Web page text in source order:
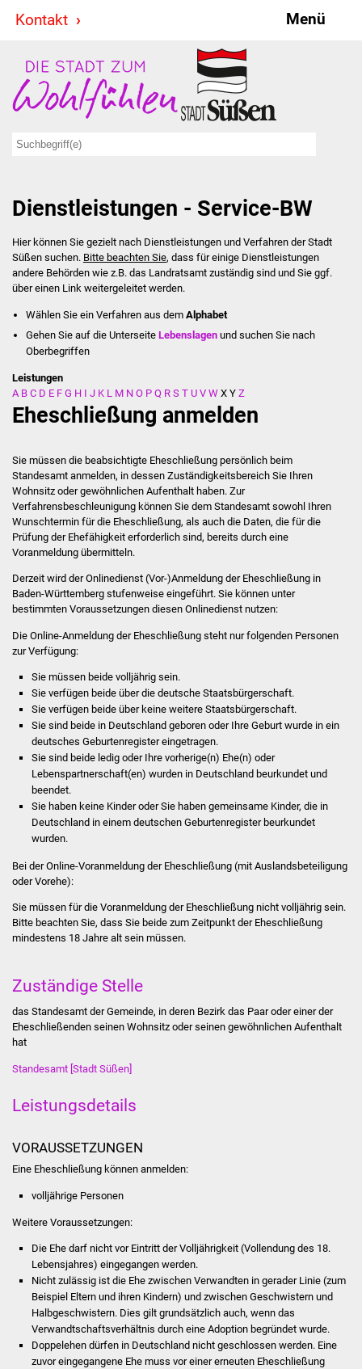
Kontakt Menü
Stadt & Politik
Bürgermeister
Ausschüsse
Ratsinformationssystem
Jugendbeirat
Summerrockfestival
Stadtverwaltung
Behördenwegweiser
Stellenangebote
Veröffentlichungen
Wahlen
Stadtinfo
Jubiläumsjahr 2021
Partnerstädte
Sanierung Hallenbad
Bürgerinfos
Bildung
Schulen
Dienstleistungen - Service-BW
Hier können Sie gezielt nach Dienstleistungen und Verfahren der Stadt
Süßen suchen. Bitte beachten Sie, dass für einige Dienstleistungen
andere Behörden wie z.B. das Landratsamt zuständig sind und Sie ggf.
über einen Link weitergeleitet werden.
Wählen Sie ein Verfahren aus dem Alphabet
Gehen Sie auf die UnterseiteLebenslagen und suchen Sie nach
Oberbegriffen
Leistungen
A B C D E F G H I J K L M N O P Q R S T U V W X Y Z
Eheschließung anmelden
Sie müssen die beabsichtigte Eheschließung persönlich beim
Standesamt anmelden, in dessen Zuständigkeitsbereich Sie Ihren
Wohnsitz oder gewöhnlichen Aufenthalt haben. Zur
Verfahrensbeschleunigung können Sie dem Standesamt sowohl Ihren
Wunschtermin für die Eheschließung, als auch die Daten, die für die
Prüfung der Ehefähigkeit erforderlich sind, bereits durch eine
Voranmeldung übermitteln.
Derzeit wird der Onlinedienst (Vor-)Anmeldung der Eheschließung in
Baden-Württemberg stufenweise eingeführt. Sie können unter
bestimmten Voraussetzungen diesen Onlinedienst nutzen:
Die Online-Anmeldung der Eheschließung steht nur folgenden Personen
zur Verfügung:
Sie müssen beide volljährig sein.
Sie verfügen beide über die deutsche Staatsbürgerschaft.
Sie verfügen beide über keine weitere Staatsbürgerschaft.
Sie sind beide in Deutschland geboren oder Ihre Geburt wurde in ein
deutsches Geburtenregister eingetragen.
Sie sind beide ledig oder Ihre vorherige(n) Ehe(n) oder
Lebenspartnerschaft(en) wurden in Deutschland beurkundet und
beendet.
Sie haben keine Kinder oder Sie haben gemeinsame Kinder, die in
Deutschland in einem deutschen Geburtenregister beurkundet
wurden.
Bei der Online-Voranmeldung der Eheschließung (mit Auslandsbeteiligung
oder Vorehe):
Sie müssen für die Voranmeldung der Eheschließung nicht volljährig sein.
Bitte beachten Sie, dass Sie beide zum Zeitpunkt der Eheschließung
mindestens 18 Jahre alt sein müssen.
Zuständige Stelle
das Standesamt der Gemeinde, in deren Bezirk das Paar oder einer der
Eheschließenden seinen Wohnsitz oder seinen gewöhnlichen Aufenthalt
hat
Standesamt [Stadt Süßen]
Leistungsdetails
VORAUSSETZUNGEN
Eine Eheschließung können anmelden:
volljährige Personen
Weitere Voraussetzungen:
Die Ehe darf nicht vor Eintritt der Volljährigkeit (Vollendung des 18.
Lebensjahres) eingegangen werden.
Nicht zulässig ist die Ehe zwischen Verwandten in gerader Linie (zum
Beispiel Eltern und ihren Kindern) und zwischen Geschwistern und
Halbgeschwistern. Dies gilt grundsätzlich auch, wenn das
Verwandtschaftsverhältnis durch eine Adoption begründet wurde.
Doppelehen dürfen in Deutschland nicht geschlossen werden. Eine
zuvor eingegangene Ehe muss vor einer erneuten Eheschließung